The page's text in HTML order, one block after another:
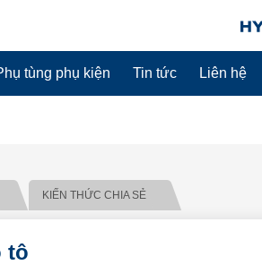
tùng phụ kiện Tin tức Liên hệ
KIẾN THỨC CHIA SẺ
tô